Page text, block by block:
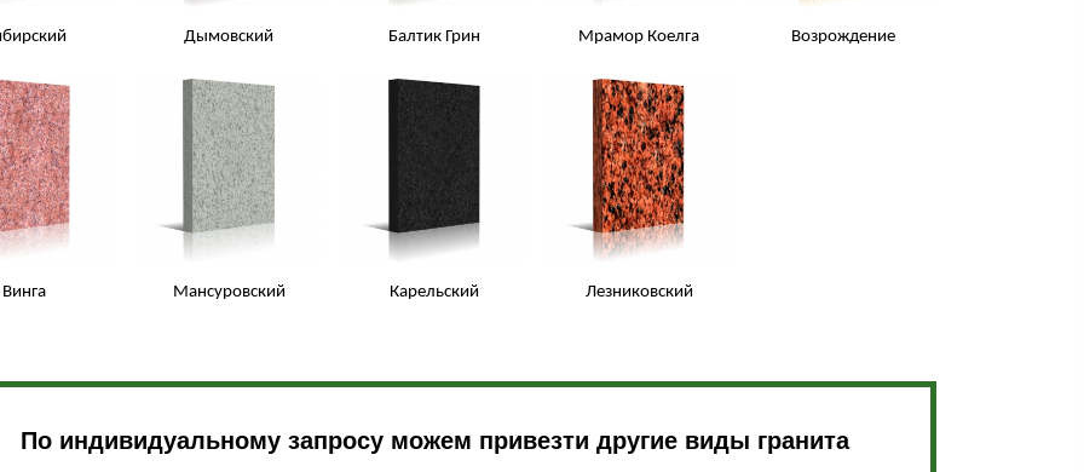
Дымовский Балтик Грин Мрамор Коелга Возрождение
Винга Мансуровский Карельский Лезниковский
По индивидуальному запросу можем привезти другие виды гранита